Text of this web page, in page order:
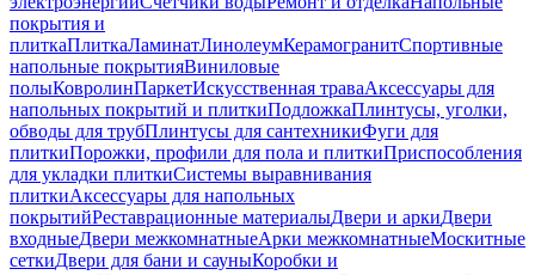
покрытия и
плиткаПлиткаЛаминатЛинолеумКерамогранитСпортивные
напольные покрытияВиниловые
полыКовролинПаркетИскусственная траваАксессуары для
напольных покрытий и плиткиПодложкаПлинтусы, уголки,
обводы для трубПлинтусы для сантехникиФуги для
плиткиПорожки, профили для пола и плиткиПриспособления
для укладки плиткиСистемы выравнивания
плиткиАксессуары для напольных
покрытийРеставрационные материалыДвери и аркиДвери
входныеДвери межкомнатныеАрки межкомнатныеМоскитные
сеткиДвери для бани и сауныКоробки и